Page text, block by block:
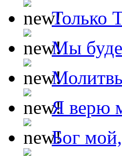
Только
Мы
Я верю
Бог